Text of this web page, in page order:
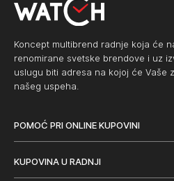
Koncept multibrend radnje koja će
renomirane svetske brendove i uz
uslugu biti adresa na kojoj će Vaše
našeg uspeha.
POMOĆ PRI ONLINE KUPOVINI
KUPOVINA U RADNJI